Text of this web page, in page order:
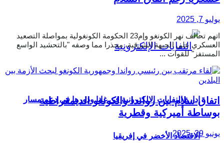
إدارة النفايات الإلكترونية في غانا ودورها في دعم مسار
الاقتصاد الأخضر في إفريقيا
يوليو 7, 2025
اتهم تحالف نهر الكونغو وإم23 الحكومة الكونغولية بمواصلة التصعيد
العسكري على الجبهة الشرقية، محذرا مما وصفه "بالتحشيد الواسع
المستفز" للقوات ...
اتفاق سلام بين رواندا والكونغو الديمقراطية
بوساطة أميركية وقطرية
يونيو 29, 2025